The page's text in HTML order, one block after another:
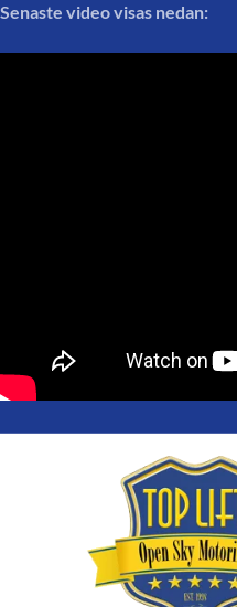
Senaste video visas nedan: